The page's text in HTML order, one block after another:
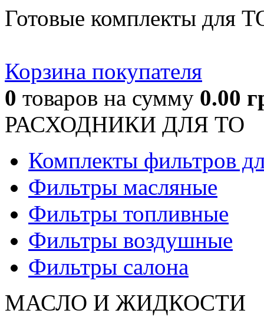
Готовые комплекты для
Корзина покупателя
0 товаров на сумму 0.00
РАСХОДНИКИ ДЛЯ ТО
Комплекты фильтров
Фильтры масляные
Фильтры топливные
Фильтры воздушные
Фильтры салона
МАСЛО И ЖИДКОCТИ